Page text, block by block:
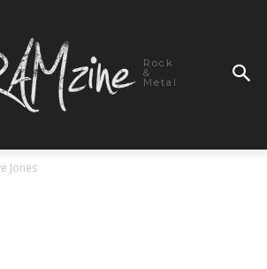
Rock
&
Metal
Jones